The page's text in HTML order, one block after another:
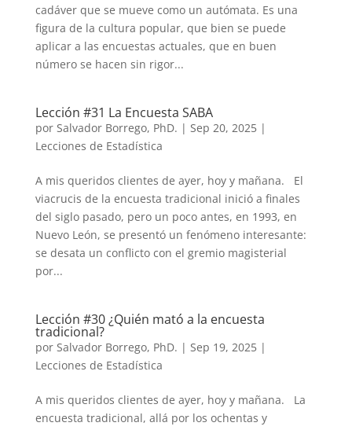
cadáver que se mueve como un autómata. Es una
figura de la cultura popular, que bien se puede
aplicar a las encuestas actuales, que en buen
número se hacen sin rigor...
Lección #31 La Encuesta SABA
por Salvador Borrego, PhD. | Sep 20, 2025|
Lecciones de Estadística
A mis queridos clientes de ayer, hoy y mañana. El
viacrucis de la encuesta tradicional inició a finales
del siglo pasado, pero un poco antes, en 1993, en
Nuevo León, se presentó un fenómeno interesante:
se desata un conflicto con el gremio magisterial
por...
Lección #30 ¿Quién mató a la encuesta
tradicional?
por Salvador Borrego, PhD. | Sep 19, 2025|
Lecciones de Estadística
A mis queridos clientes de ayer, hoy y mañana. La
encuesta tradicional, allá por los ochentas y